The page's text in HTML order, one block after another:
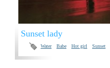
Sunset lady
Water Babe Hot girl Sunset